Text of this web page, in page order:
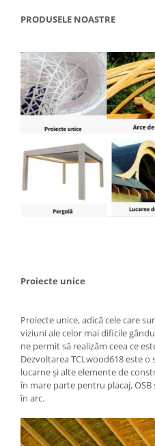
PRODUSELE NOASTRE
Proiecte unice
Proiecte unice, adică cele care
viziuni ale celor mai dificile
ne permit să realizăm ceea ce
Dezvoltarea TCLwood618 este
lucarne și alte elemente de
în mare parte pentru placaj,
în arc.